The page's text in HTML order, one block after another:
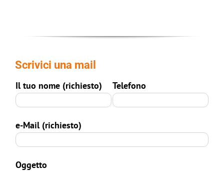
Scrivici una mail
Il tuo nome (richiesto) Telefono
e-Mail (richiesto)
Oggetto